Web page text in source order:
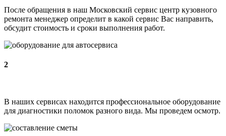
После обращения в наш Московский сервис центр кузовного
ремонта менеджер определит в какой сервис Вас направить,
обсудит стоимость и сроки выполнения работ.
2
В наших сервисах находится профессиональное оборудование
для диагностики поломок разного вида. Мы проведем осмотр.